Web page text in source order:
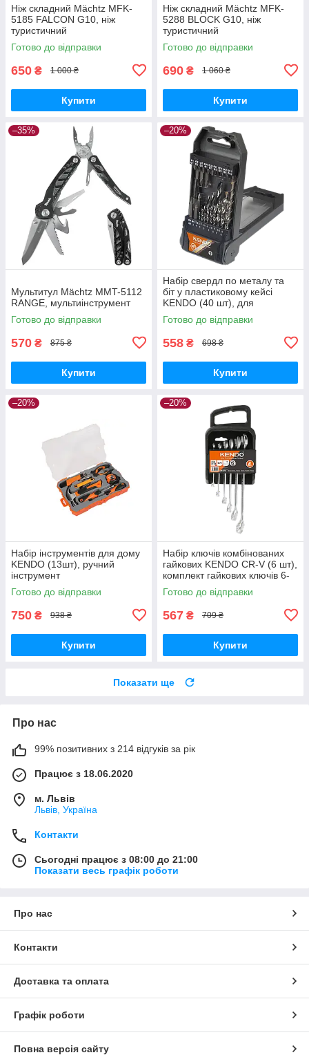
Ніж складний Mächtz MFK-
5185 FALCON G10, ніж
туристичний
Готово до відправки
650 ₴ 1 000 ₴
Купити
Ніж складний Mächtz MFK-
5288 BLOCK G10, ніж
туристичний
Готово до відправки
690 ₴ 1 060 ₴
Купити
–35%
Мультитул Mächtz MMT-5112
RANGE, мультиінструмент
Готово до відправки
570 ₴ 875 ₴
Купити
–20%
Набір свердл по металу та
біт у пластиковому кейсі
KENDO (40 шт), для
шуруповерта
Готово до відправки
558 ₴ 698 ₴
Купити
–20%
Набір інструментів для дому
KENDO (13шт), ручний
інструмент
Готово до відправки
750 ₴ 938 ₴
Купити
–20%
Набір ключів комбінованих
гайкових KENDO CR-V (6 шт),
комплект гайкових ключів 6-
17мм
Готово до відправки
567 ₴ 709 ₴
Купити
Показати ще
Про нас
99% позитивних з 214 відгуків за рік
Працює з 18.06.2020
м. Львів
Львів, Україна
Контакти
Сьогодні працює з 08:00 до 21:00
Показати весь графік роботи
Про нас
Контакти
Доставка та оплата
Графік роботи
Повна версія сайту